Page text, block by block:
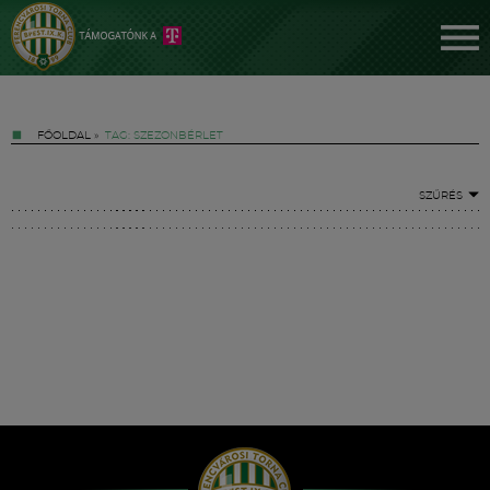
FŐOLDAL » TAG: SZEZONBÉRLET
SZŰRÉS
Hírek